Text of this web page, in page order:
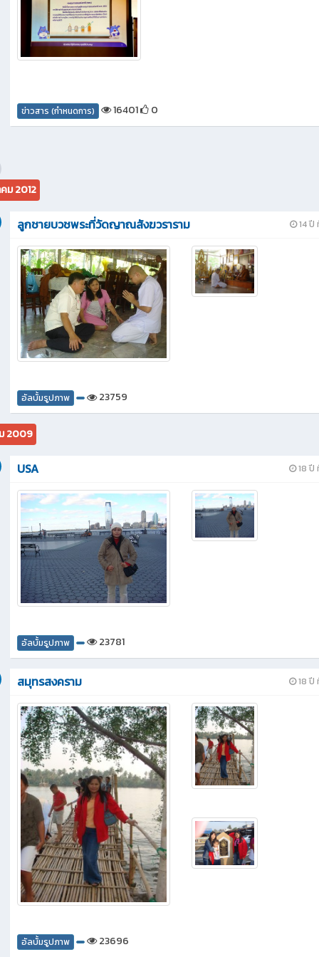
ข่าวสาร (กำหนดการ) 16401 0
ม 2012
14 ปี
ลูกชายบวชพระที่วัดญาณสังฆวราราม
อัลบั้มรูปภาพ 23759
2009
18 ปี
USA
อัลบั้มรูปภาพ 23781
18 ปี
สมุทรสงคราม
อัลบั้มรูปภาพ 23696